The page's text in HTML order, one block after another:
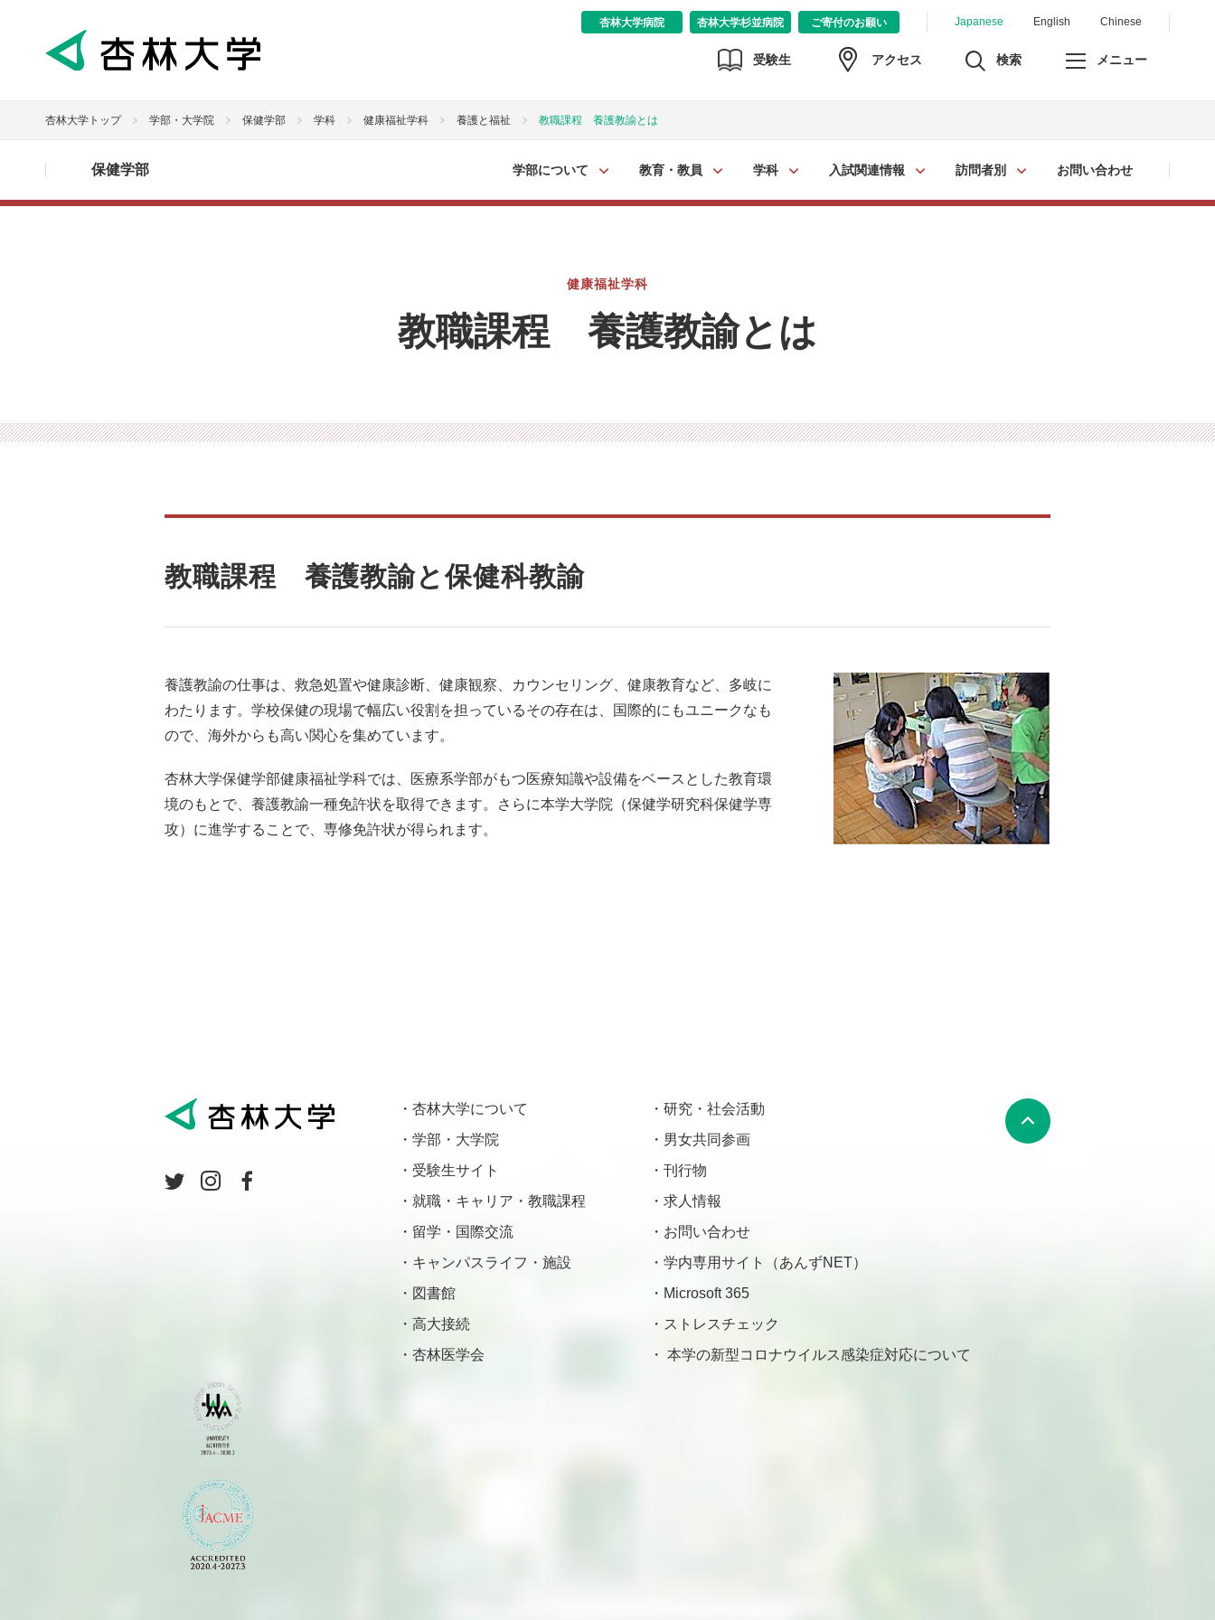
Japanese English Chinese
杏林大学病院 杏林大学杉並病院 ご寄付のお願い
受験生 アクセス 検索 メニュー
杏林大学トップ 学部・大学院 保健学部 学科 健康福祉学科 養護と福祉 教職課程 養護教諭とは
保健学部 学部について 教育・教員 学科 入試関連情報 訪問者別 お問い合わせ
健康福祉学科
教職課程 養護教諭とは
教職課程 養護教諭と保健科教諭
養護教諭の仕事は、救急処置や健康診断、健康観察、カウンセリング、健康教育など、多岐に
わたります。学校保健の現場で幅広い役割を担っているその存在は、国際的にもユニークなも
ので、海外からも高い関心を集めています。
杏林大学保健学部健康福祉学科では、医療系学部がもつ医療知識や設備をベースとした教育環
境のもとで、養護教諭一種免許状を取得できます。さらに本学大学院（保健学研究科保健学専
攻）に進学することで、専修免許状が得られます。
杏林大学について
学部・大学院
受験生サイト
就職・キャリア・教職課程
留学・国際交流
キャンパスライフ・施設
図書館
高大接続
杏林医学会
研究・社会活動
男女共同参画
刊行物
求人情報
お問い合わせ
学内専用サイト（あんずNET）
Microsoft 365
ストレスチェック
本学の新型コロナウイルス感染症対応について